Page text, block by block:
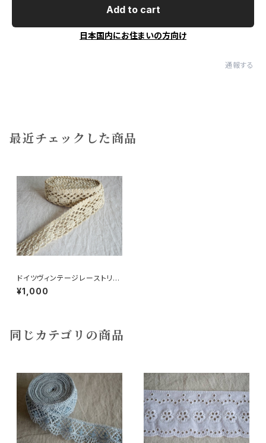
Add to cart
日本国内にお住まいの方向け
通報する
最近チェックした商品
ドイツヴィンテージレーストリム
淡ベージュ1m
¥1,000
同じカテゴリの商品